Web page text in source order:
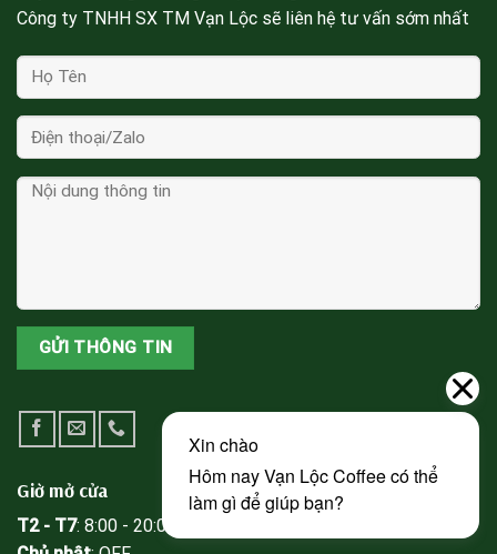
Công ty TNHH SX TM Vạn Lộc sẽ liên hệ tư vấn sớm nhất
Giờ mở cửa
T2 - T7: 8:00 - 20:00